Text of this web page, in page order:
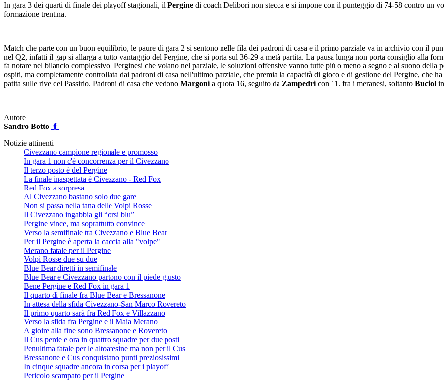
In gara 3 dei quarti di finale dei playoff stagionali, il Pergine di coach Delibori non stecca e si impone con il punteggio di 74-58 contro un
formazione trentina.
Match che parte con un buon equilibrio, le paure di gara 2 si sentono nelle fila dei padroni di casa e il primo parziale va in archivio con il
nel Q2, infatti il gap si allarga a tutto vantaggio del Pergine, che si porta sul 36-29 a metà partita. La pausa lunga non porta consiglio alla
fa notare nel bilancio complessivo. Perginesi che volano nel parziale, le soluzioni offensive vanno tutte più o meno a segno e al suono
ospiti, ma completamente controllata dai padroni di casa nell'ultimo parziale, che premia la capacità di gioco e di gestione del Pergine, che
patita sulle rive del Passirio. Padroni di casa che vedono Margoni a quota 16, seguito da Zampedri con 11. fra i meranesi, soltanto Buciol
Autore
Sandro Botto
Notizie attinenti
Civezzano campione regionale e promosso
In gara 1 non c'è concorrenza per il Civezzano
Il terzo posto è del Pergine
La finale inaspettata è Civezzano - Red Fox
Red Fox a sorpresa
Al Civezzano bastano solo due gare
Non si passa nella tana delle Volpi Rosse
Il Civezzano ingabbia gli “orsi blu”
Pergine vince, ma soprattutto convince
Verso la semifinale tra Civezzano e Blue Bear
Per il Pergine è aperta la caccia alla "volpe"
Merano fatale per il Pergine
Volpi Rosse due su due
Blue Bear diretti in semifinale
Blue Bear e Civezzano partono con il piede giusto
Bene Pergine e Red Fox in gara 1
Il quarto di finale fra Blue Bear e Bressanone
In attesa della sfida Civezzano-San Marco Rovereto
Il primo quarto sarà fra Red Fox e Villazzano
Verso la sfida fra Pergine e il Maia Merano
A gioire alla fine sono Bressanone e Rovereto
Il Cus perde e ora in quattro squadre per due posti
Penultima fatale per le altoatesine ma non per il Cus
Bressanone e Cus conquistano punti preziosissimi
In cinque squadre ancora in corsa per i playoff
Pericolo scampato per il Pergine